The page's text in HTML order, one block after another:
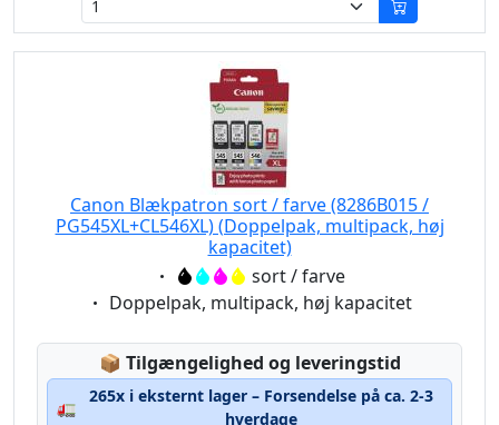
Canon Blækpatron sort / farve (8286B015 /
PG545XL+CL546XL) (Doppelpak, multipack, høj
kapacitet)
Eigenschaft:sort / farve
Eigenschaft:
Doppelpak, multipack, høj kapacitet
📦 Lagerstatus:
Tilgængelighed og leveringstid
🚛
265x i eksternt lager – Forsendelse på ca. 2-3
hverdage